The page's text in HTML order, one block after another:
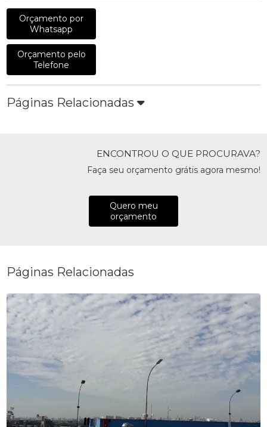
Orçamento por
Whatsapp
Orçamento pelo
Telefone
Páginas Relacionadas
ENCONTROU O QUE PROCURAVA?
Faça seu orçamento grátis agora mesmo!
Quero meu
orçamento
Páginas Relacionadas